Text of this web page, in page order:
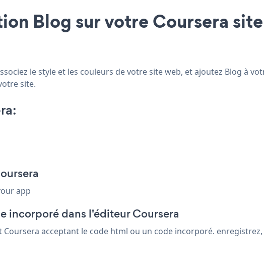
Blog sur votre Coursera
le style et les couleurs de votre site web, et ajoutez Blog à
site.
app
incorporé dans l'éditeur Coursera
acceptant le code html ou un code incorporé.